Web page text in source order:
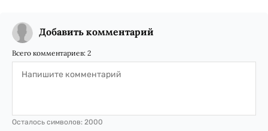
Добавить комментарий
Всего комментариев: 2
Осталось символов: 2000